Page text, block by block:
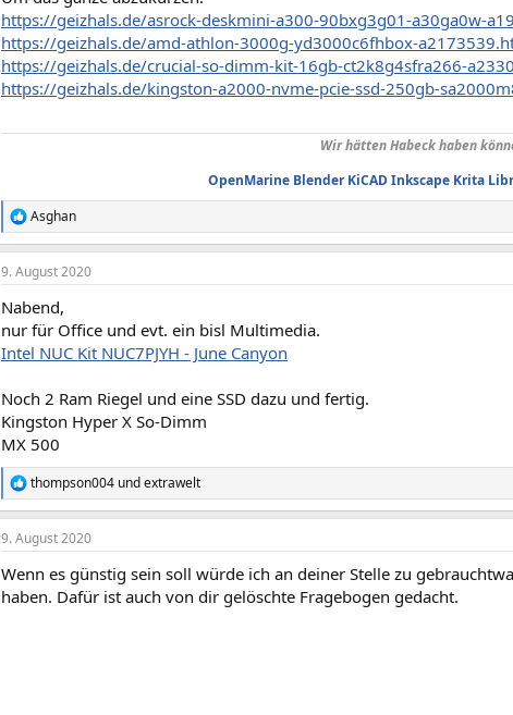
https://geizhals.de/asrock-deskmini-a300-90bxg3g01-a30ga0w-
https://geizhals.de/amd-athlon-3000g-yd3000c6fhbox-
https://geizhals.de/crucial-so-dimm-kit-16gb-ct2k8g4sfra266-
https://geizhals.de/kingston-a2000-nvme-pcie-ssd-250gb-
Wir hätten Habeck haben
OpenMarine Blender KiCAD Inkscape Krita
R
e
a
k
i
o
e
:
Asghan
9. August 2020
Nabend,
nur für Office und evt. ein bisl Multimedia.
Intel NUC Kit NUC7PJYH - June Canyon
Noch 2 Ram Riegel und eine SSD dazu und fertig.
Kingston Hyper X So-Dimm
MX 500
R
e
a
k
i
o
thompson004 undextrawelt
9. August 2020
Wenn es günstig sein soll würde ich an deiner Stelle zu
haben. Dafür ist auch von dir gelöschte Fragebogen gedacht.